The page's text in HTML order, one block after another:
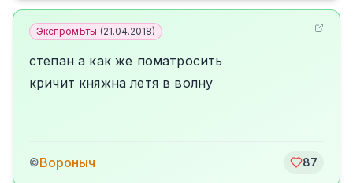
ЭкспромЪты (21.04.2018)
степан а как же поматросить
кричит княжна летя в волну
©Вороныч 87